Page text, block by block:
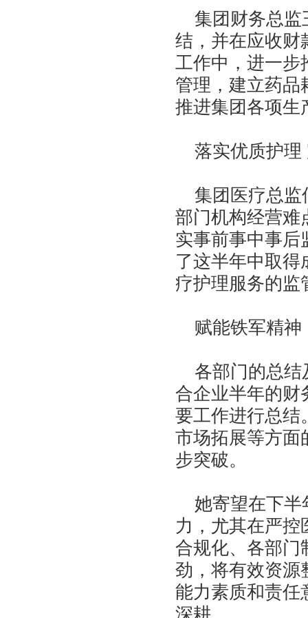
集团财务总监
结，并在应收财
工作中，进一步
管理，建立药品
推进集团各项生
落实优质护理
集团医疗总监
部门机构经营难
实事前事中事后
了这半年中取得
疗护理服务的监
赋能铁军精神
各部门的总结
合企业半年的财
要工作进行总结
市场拓展等方面
步突破。
她寄望在下半
力，尤其在严控
合规化、各部门
劲，将有效资源
能力素质和责任